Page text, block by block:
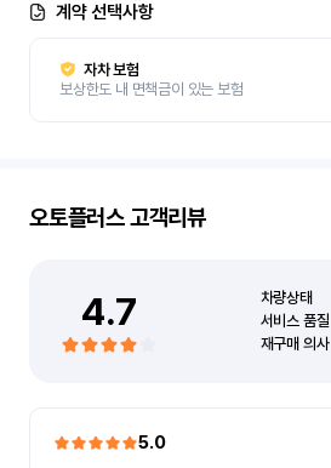
계약 선택사항
자차 보험
보상한도 내 면책금이 있는 보험
오토플러스고객리뷰
4.7 차량상태
서비스 품질
재구매 의사
5.0